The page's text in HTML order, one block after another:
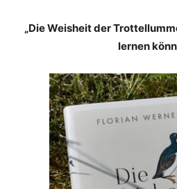
„Die Weisheit der
lernen